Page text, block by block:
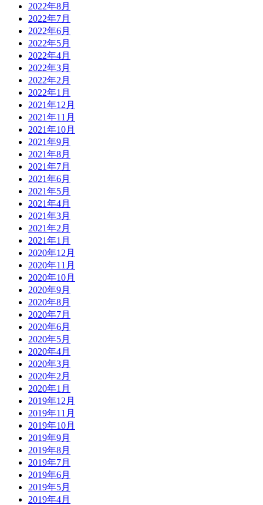
2022年8月
2022年7月
2022年6月
2022年5月
2022年4月
2022年3月
2022年2月
2022年1月
2021年12月
2021年11月
2021年10月
2021年9月
2021年8月
2021年7月
2021年6月
2021年5月
2021年4月
2021年3月
2021年2月
2021年1月
2020年12月
2020年11月
2020年10月
2020年9月
2020年8月
2020年7月
2020年6月
2020年5月
2020年4月
2020年3月
2020年2月
2020年1月
2019年12月
2019年11月
2019年10月
2019年9月
2019年8月
2019年7月
2019年6月
2019年5月
2019年4月